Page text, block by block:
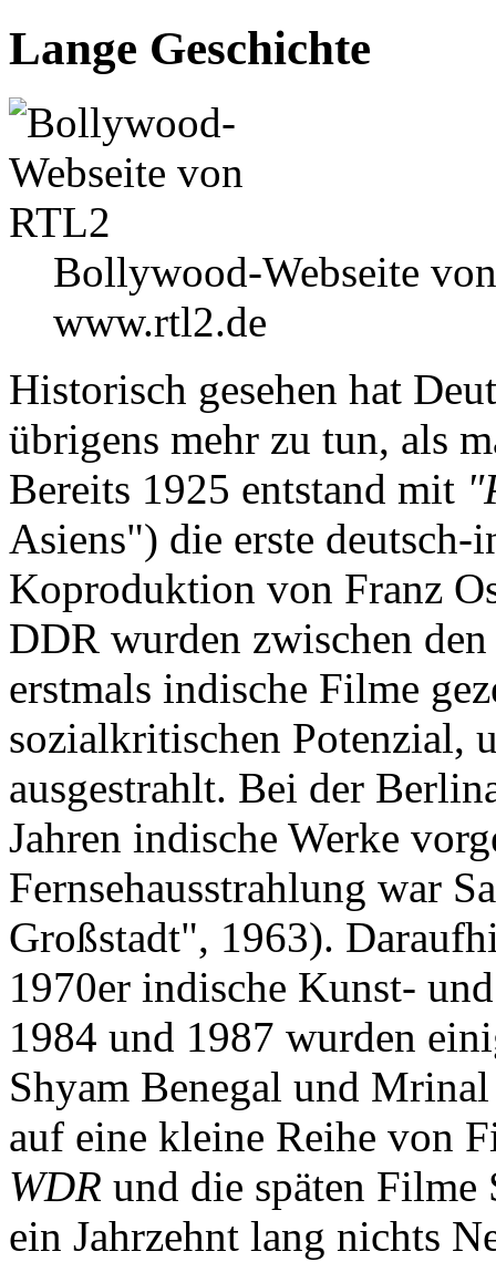
Lange Geschichte
Bollywood-Webseite
www.rtl2.de
Historisch gesehen hat
übrigens mehr zu tun, als
Bereits 1925 entstand mit
Asiens") die erste
Koproduktion von Franz
DDR wurden zwischen
erstmals indische Filme
sozialkritischen Potenzial,
ausgestrahlt. Bei der
Jahren indische Werke
Fernsehausstrahlung war
Großstadt", 1963).
1970er indische Kunst-
1984 und 1987 wurden
Shyam Benegal und
auf eine kleine Reihe von
WDR und die späten
ein Jahrzehnt lang nichts